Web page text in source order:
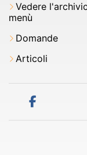
Vedere
menù
Domande
Articoli
facebook